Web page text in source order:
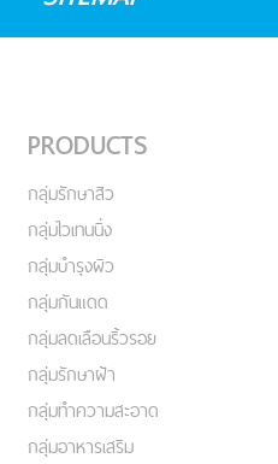
PRODUCTS
กลุ่มรักษาสิว
กลุ่มไวเทนนิ่ง
กลุ่มบำรุงผิว
กลุ่มกันแดด
กลุ่มลดเลือนริ้วรอย
กลุ่มรักษาฝ้า
กลุ่มทำความสะอาด
กลุ่มอาหารเสริม